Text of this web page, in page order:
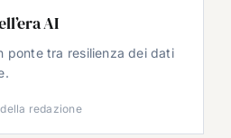
AI
ponte tra resilienza dei dati
redazione